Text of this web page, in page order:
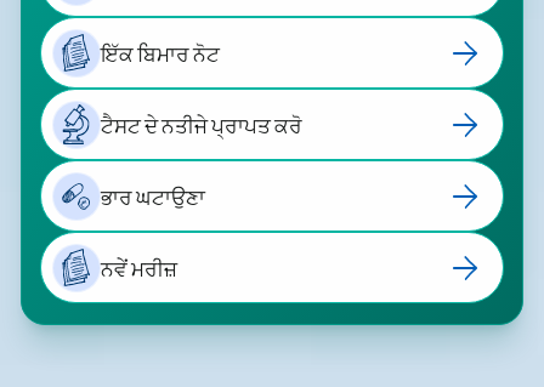
ਇੱਕ ਬਿਮਾਰ ਨੋਟ
ਟੈਸਟ ਦੇ ਨਤੀਜੇ ਪ੍ਰਾਪਤ ਕਰੋ
ਭਾਰ ਘਟਾਉਣਾ
ਨਵੇਂ ਮਰੀਜ਼